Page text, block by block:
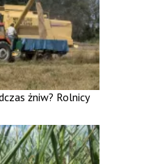
żniw? Rolnicy